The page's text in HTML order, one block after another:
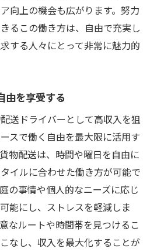
向上の機会も広がります。努力
るこの働き方は、自由で充実し
する人々にとって非常に魅力的
由を享受する
送ドライバーとして高収入を狙
スで働く自由を最大限に活用す
物配送は、時間や曜日を自由に
イルに合わせた働き方が可能で
の事情や個人的なニーズに応じ
能にし、ストレスを軽減しま
なルートや時間帯を見つけるこ
なし、収入を最大化することが